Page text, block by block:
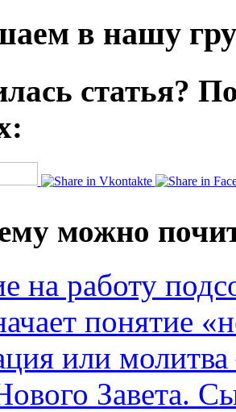
в нашу
статья?
можно
на работу
понятие
или молитва
Завета.